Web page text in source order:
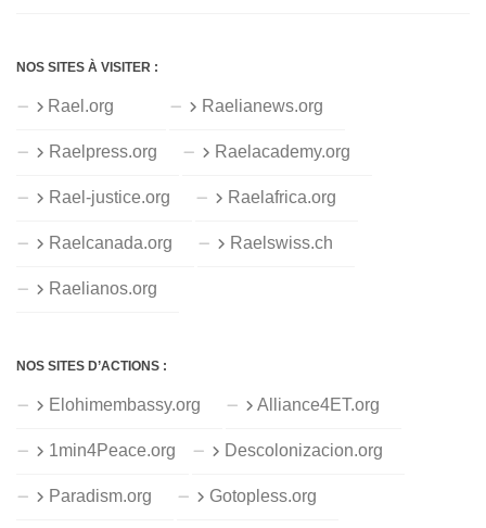
NOS SITES À VISITER :
Rael.org Raelianews.org
Raelpress.org Raelacademy.org
Rael-justice.org Raelafrica.org
Raelcanada.org Raelswiss.ch
Raelianos.org
NOS SITES D’ACTIONS :
Elohimembassy.org Alliance4ET.org
1min4Peace.org Descolonizacion.org
Paradism.org Gotopless.org